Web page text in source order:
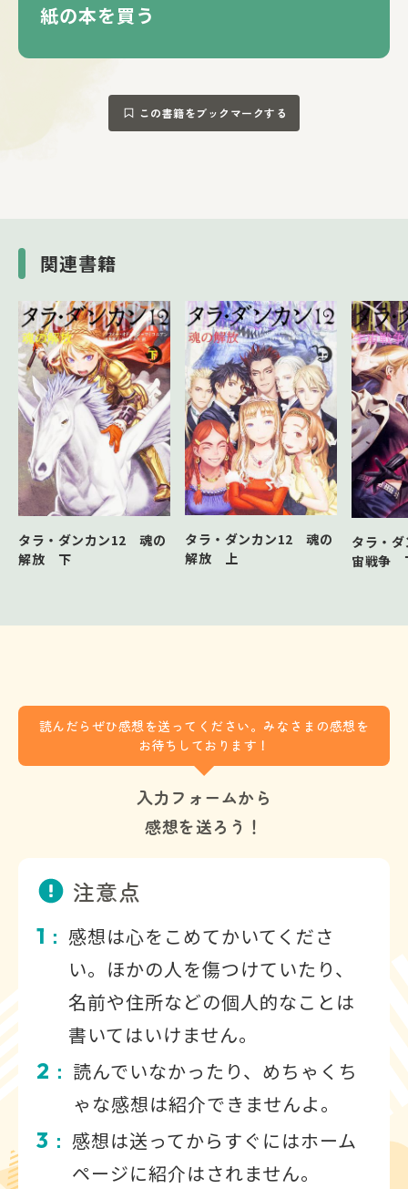
紙の本を買う
この書籍をブックマークする
関連書籍
タラ・ダンカン12 魂の
解放 下
タラ・ダンカン12 魂の
解放 上
タラ・
宙戦争
読んだらぜひ感想を送ってください。みなさまの感想を
お待ちしております！
入力フォームから
感想を送ろう！
注意点
1 ： 感想は心をこめてかいてくださ
い。ほかの人を傷つけていたり、
名前や住所などの個人的なことは
書いてはいけません。
2 ： 読んでいなかったり、めちゃくち
ゃな感想は紹介できませんよ。
3 ： 感想は送ってからすぐにはホーム
ページに紹介はされません。